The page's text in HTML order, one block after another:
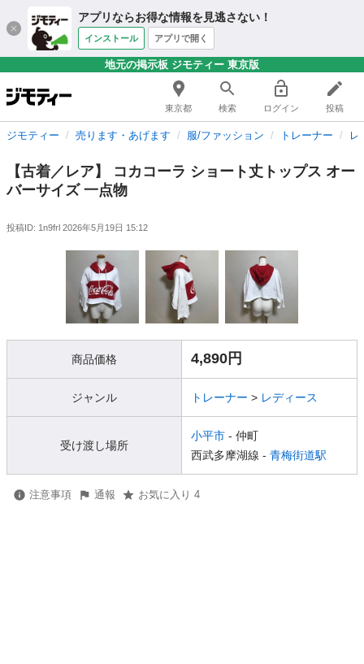
アプリならお得な情報を見逃さない！
インストール アプリで開く
地元の掲示板 ジモティー 東京版
東京都 検索 ログイン 投稿
ジモティー 売ります・あげます 服/ファッション トレーナー レ
【古着／レア】 コカコーラ ショート丈トップス オー
バーサイズ 一点物
投稿ID: 1n9frl 2026年5月19日 15:12
商品価格 4,890円
ジャンル トレーナー > レディース
受け渡し場所
小平市 - 仲町
西武多摩湖線 - 青梅街道駅
注意事項 通報 お気に入り 4